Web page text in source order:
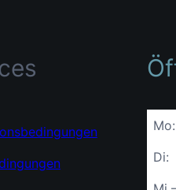
Mo:
Di: